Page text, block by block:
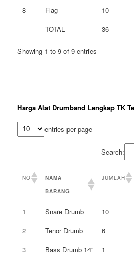
8
Flag 10
TOTAL
36
Showing 1 to 9 of 9 entries
Harga Alat Drumband Lengkap TK
entries per page
Search:
NO
NAMA
BARANG
JUMLAH
1 Snare Drumb 10
2
Tenor Drumb 6
3
Bass Drumb 14" 1